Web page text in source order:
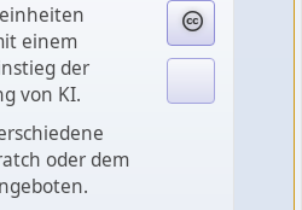
einem
der
von KI.
oder dem